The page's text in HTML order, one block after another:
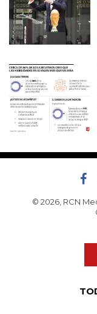
© 2026, RCN